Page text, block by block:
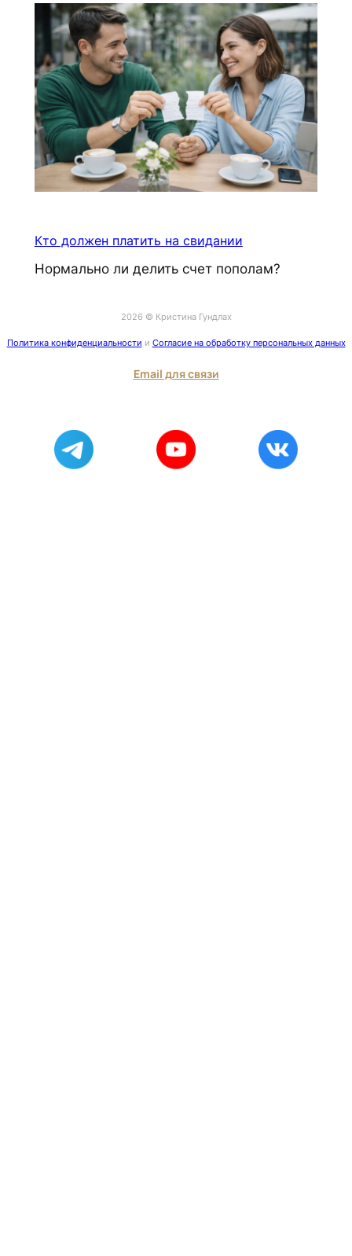
Кто должен платить на свидании
Нормально ли делить счет пополам?
2026 © Кристина Гундлах
Политика конфиденциальности и Согласие на обработку персональных данных
Email для связи